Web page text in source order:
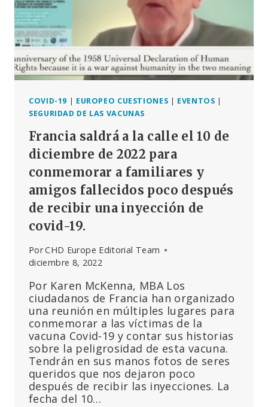
CIENTÍFICA
PRINCIPAL
NOS
ADVIERTE
LA
TECNOLOGÍA
ARNM?
COVID-19 | EUROPEO CUESTIONES | EVENTOS |
SEGURIDAD DE LAS VACUNAS
Francia saldrá a la calle el 10 de
diciembre de 2022 para
conmemorar a familiares y
amigos fallecidos poco después
de recibir una inyección de
covid-19.
PorCHD Europe Editorial Team
diciembre 8, 2022
Por Karen McKenna, MBA Los
ciudadanos de Francia han organizado
una reunión en múltiples lugares para
conmemorar a las víctimas de la
vacuna Covid-19 y contar sus historias
sobre la peligrosidad de esta vacuna.
Tendrán en sus manos fotos de seres
queridos que nos dejaron poco
después de recibir las inyecciones. La
fecha del 10…